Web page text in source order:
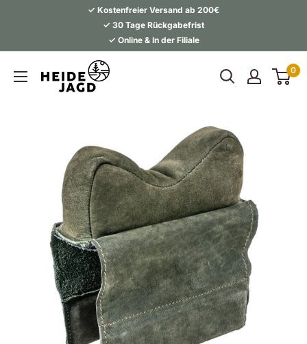
✓ Kostenfreier Versand ab 200€
✓ 30 Tage Rückgabefrist
✓ Online & In der Filiale
0